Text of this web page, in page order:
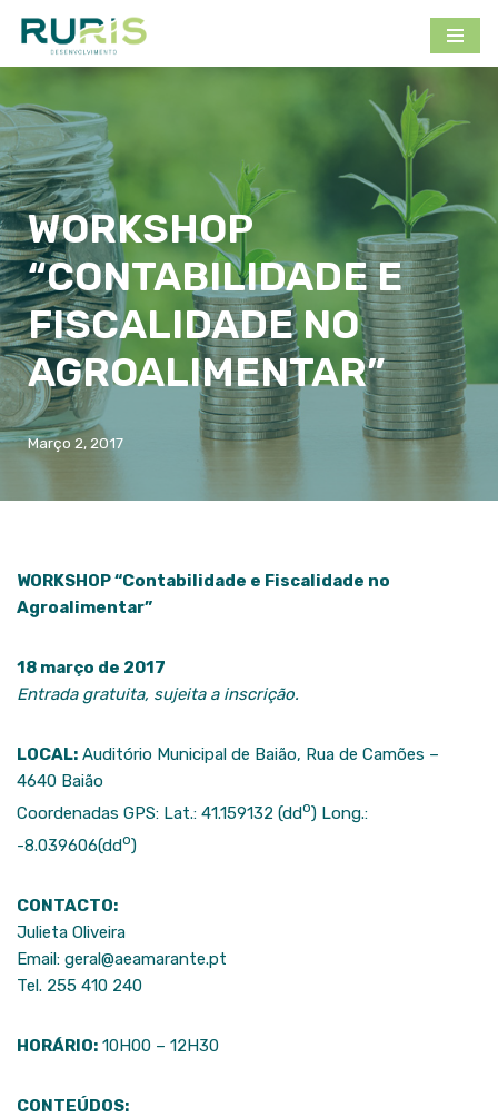
Avançar
o
conteúdo
WORKSHOP
“CONTABILIDADE E
FISCALIDADE NO
AGROALIMENTAR”
Março 2, 2017
WORKSHOP“Contabilidade e Fiscalidade no
Agroalimentar”
18 março de 2017
Entrada gratuita, sujeita a inscrição.
LOCAL: Auditório Municipal de Baião, Rua de Camões –
4640 Baião
Coordenadas GPS: Lat.: 41.159132 (ddo) Long.:
-8.039606(ddo)
CONTACTO:
Julieta Oliveira
Email: geral@aeamarante.pt
Tel. 255 410 240
HORÁRIO: 10H00 – 12H30
CONTEÚDOS: